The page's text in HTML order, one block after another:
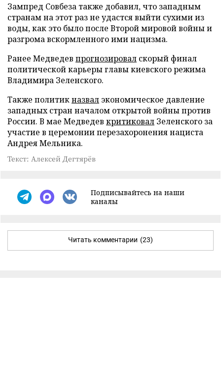
Зампред Совбеза также добавил, что западным
странам на этот раз не удастся выйти сухими из
воды, как это было после Второй мировой войны и
разгрома вскормленного ими нацизма.
Ранее Медведев прогнозировал скорый финал
политической карьеры главы киевского режима
Владимира Зеленского.
Также политикназвал экономическое давление
западных стран началом открытой войны против
России. В мае Медведев критиковал Зеленского за
участие в церемонии перезахоронения нациста
Андрея Мельника.
Текст: Алексей Дегтярёв
Подписывайтесь на наши
каналы
Читать комментарии (23)